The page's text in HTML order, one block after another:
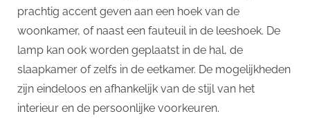
prachtig accent geven aan een hoek van de
woonkamer, of naast een fauteuil in de leeshoek. De
lamp kan ook worden geplaatst in de hal, de
slaapkamer of zelfs in de eetkamer. De mogelijkheden
zijn eindeloos en afhankelijk van de stijl van het
interieur en de persoonlijke voorkeuren.